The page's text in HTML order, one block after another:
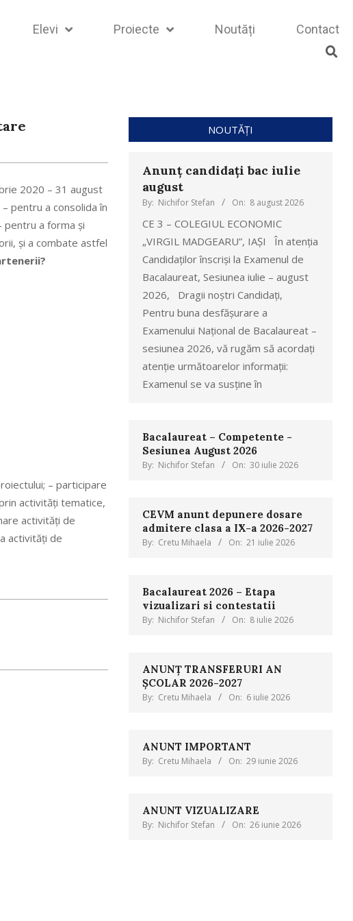
Elevi Proiecte Noutăți Contact
2020 – 31 august
pentru a consolida în
pentru a forma şi
şi a combate astfel
– participare
activităţi tematice,
activităţi de
activităţi de
NOUTĂȚI
Anunț candidați bac iulie
august
By: Nichifor Stefan On: 8 august 2026
CE 3 – COLEGIUL ECONOMIC
„VIRGIL MADGEARU”, IAȘI În atenția
Candidaților înscriși la Examenul de
Bacalaureat, Sesiunea iulie – august
2026, Dragii noștri Candidați,
Pentru buna desfășurare a
Examenului Național de Bacalaureat –
sesiunea 2026, vă rugăm să acordați
atenție următoarelor informații:
Examenul se va susține în
Bacalaureat – Competente -
Sesiunea August 2026
By: Nichifor Stefan On: 30 iulie 2026
CEVM anunt depunere dosare
admitere clasa a IX-a 2026-2027
By: Cretu Mihaela On: 21 iulie 2026
Bacalaureat 2026 – Etapa
vizualizari si contestatii
By: Nichifor Stefan On: 8 iulie 2026
ANUNȚ TRANSFERURI AN
ȘCOLAR 2026-2027
By: Cretu Mihaela On: 6 iulie 2026
ANUNT IMPORTANT
By: Cretu Mihaela On: 29 iunie 2026
ANUNT VIZUALIZARE
By: Nichifor Stefan On: 26 iunie 2026